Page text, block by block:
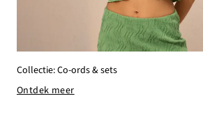
Collectie: Co-ords & sets
Ontdek meer